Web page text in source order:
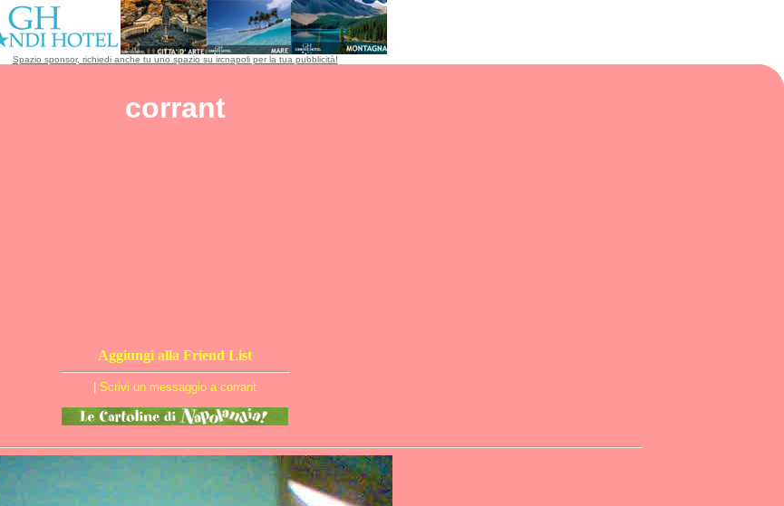
Spazio sponsor, richiedi anche tu uno spazio su ircnapoli per la tua pubblicità!
corrant
Aggiungi alla Friend List
Scrivi un messaggio a corrant